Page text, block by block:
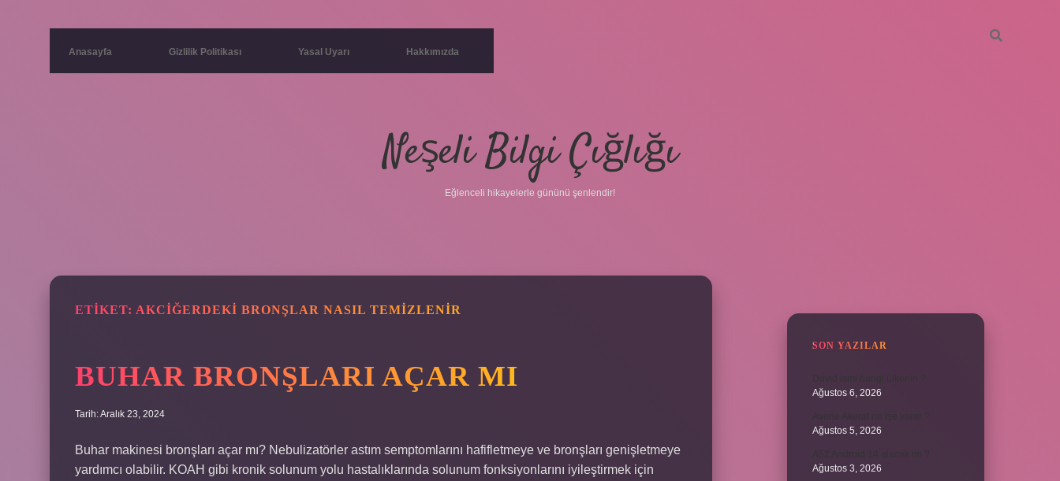
Anasayfa Gizlilik Politikası Yasal Uyarı Hakkımızda
Neşeli Bilgi Çığlığı
Eğlenceli hikayelerle gününü şenlendir!
ETIKET: AKCIĞERDEKI BRONŞLAR NASIL TEMIZLENIR
BUHAR BRONŞLARI AÇAR MI
Tarih: Aralık 23, 2024
Buhar makinesi bronşları açar mı? Nebulizatörler astım semptomlarını hafifletmeye ve bronşları genişletmeye
yardımcı olabilir. KOAH gibi kronik solunum yolu hastalıklarında solunum fonksiyonlarını iyileştirmek için
SON YAZILAR
Ağustos 6, 2026
Ağustos 5, 2026
Ağustos 3, 2026